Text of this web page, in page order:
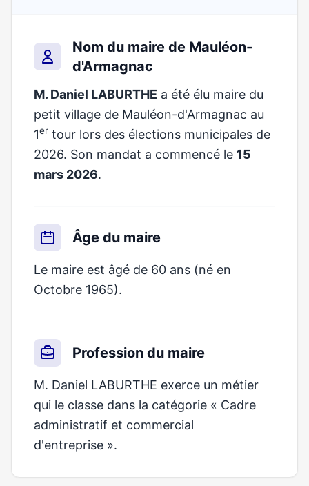
Nom du maire de Mauléon-
d'Armagnac
M. Daniel LABURTHE a été élu maire du
petit village de Mauléon-d'Armagnac au
1er tour lors des élections municipales de
2026. Son mandat a commencé le 15
mars 2026.
Âge du maire
Le maire est âgé de 60 ans (né en
Octobre 1965).
Profession du maire
M. Daniel LABURTHE exerce un métier
qui le classe dans la catégorie « Cadre
administratif et commercial
d'entreprise ».